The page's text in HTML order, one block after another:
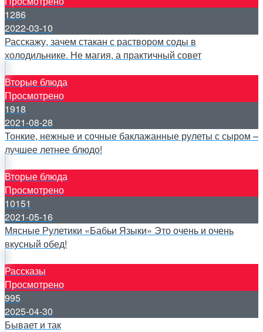
1286
2022-03-10
Расскажу, зачем стакан с раствором соды в
холодильнике. Не магия, а практичный совет
Вторые блюда
Просмотрено
1918
2021-08-28
Тонкие, нежные и сочные баклажанные рулеты с сыром –
лучшее летнее блюдо!
Вторые блюда
Просмотрено
10151
2021-05-16
Мясные Рулетики «Бабьи Языки» Это очень и очень
вкусный обед!
Рассказы
Просмотрено
995
2025-04-30
Бывает и так